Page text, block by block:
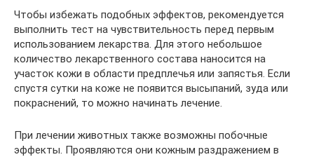
Чтобы избежать подобных эффектов, рекомендуется
выполнить тест на чувствительность перед первым
использованием лекарства. Для этого небольшое
количество лекарственного состава наносится на
участок кожи в области предплечья или запястья. Если
спустя сутки на коже не появится высыпаний, зуда или
покраснений, то можно начинать лечение.
При лечении животных также возможны побочные
эффекты. Проявляются они кожным раздражением в